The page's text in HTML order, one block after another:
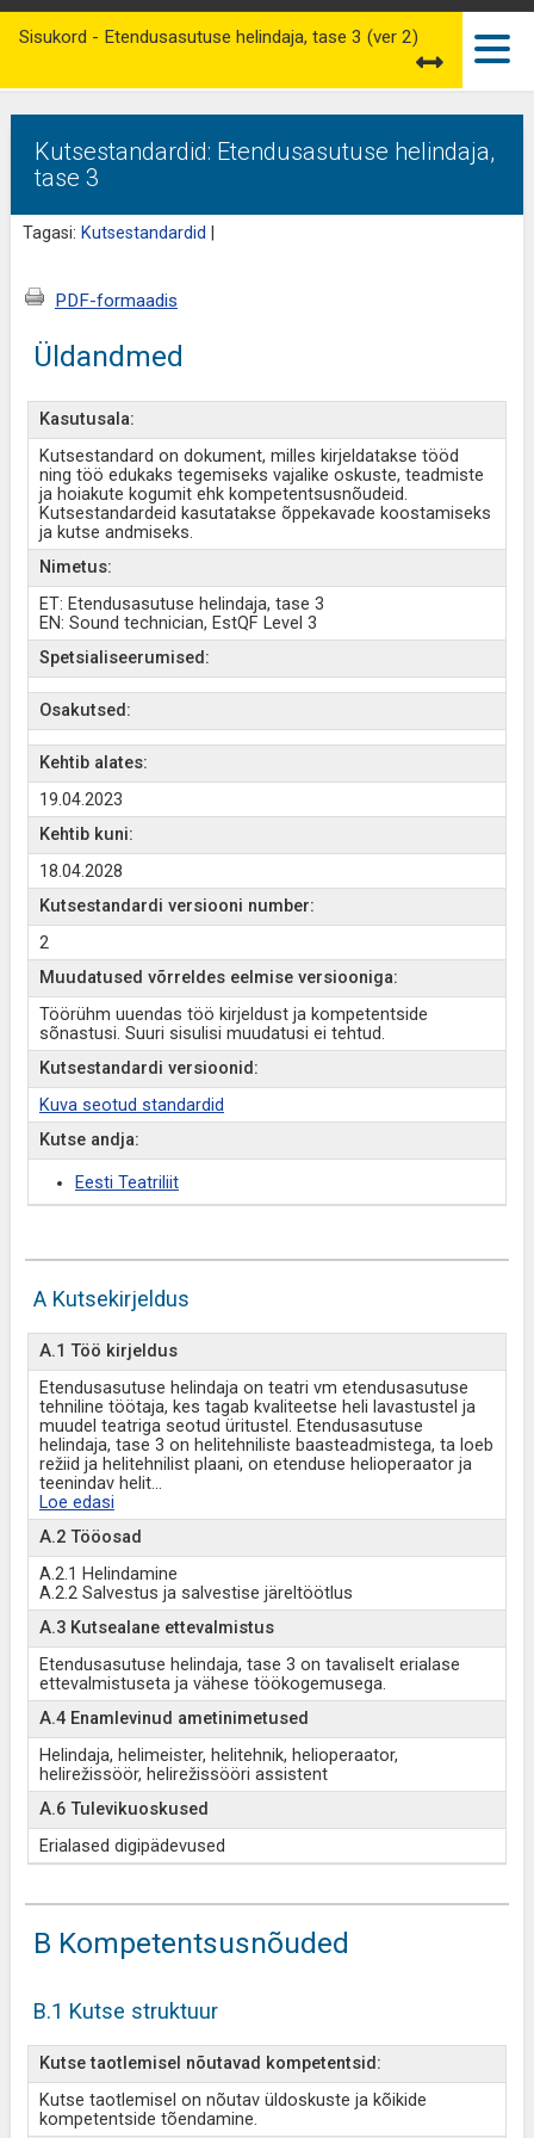
Kutsestandardid: Etendusasutuse helindaja,
tase 3
Tagasi: Kutsestandardid
Sisukord - Etendusasutuse helindaja, tase 3 (ver 2)
PDF-formaadis
Üldandmed
Kasutusala:
Kutsestandard on dokument, milles kirjeldatakse tööd
ning töö edukaks tegemiseks vajalike oskuste, teadmiste
ja hoiakute kogumit ehk kompetentsusnõudeid.
Kutsestandardeid kasutatakse õppekavade koostamiseks
ja kutse andmiseks.
Nimetus:
ET: Etendusasutuse helindaja, tase 3
EN: Sound technician, EstQF Level 3
Spetsialiseerumised:
Osakutsed:
Kehtib alates:
19.04.2023
Kehtib kuni:
18.04.2028
Kutsestandardi versiooni number:
2
Muudatused võrreldes eelmise versiooniga:
Töörühm uuendas töö kirjeldust ja kompetentside
sõnastusi. Suuri sisulisi muudatusi ei tehtud.
Kutsestandardi versioonid:
Kuva seotud standardid
Kutse andja:
Eesti Teatriliit
A Kutsekirjeldus
A.1 Töö kirjeldus
Etendusasutuse helindaja on teatri vm etendusasutuse
tehniline töötaja, kes tagab kvaliteetse heli lavastustel ja
muudel teatriga seotud üritustel. Etendusasutuse
helindaja, tase 3 on helitehniliste baasteadmistega, ta loeb
režiid ja helitehnilist plaani, on etenduse helioperaator ja
teenindav helit...
Loe edasi
A.2 Tööosad
A.2.1 Helindamine
A.2.2 Salvestus ja salvestise järeltöötlus
A.3 Kutsealane ettevalmistus
Etendusasutuse helindaja, tase 3 on tavaliselt erialase
ettevalmistuseta ja vähese töökogemusega.
A.4 Enamlevinud ametinimetused
Helindaja, helimeister, helitehnik, helioperaator,
helirežissöör, helirežissööri assistent
A.6 Tulevikuoskused
Erialased digipädevused
B Kompetentsusnõuded
B.1 Kutse struktuur
Kutse taotlemisel nõutavad kompetentsid:
Kutse taotlemisel on nõutav üldoskuste ja kõikide
kompetentside tõendamine.